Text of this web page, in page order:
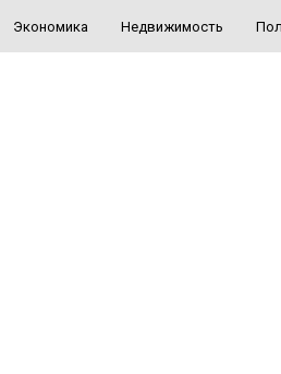
Экономика Недвижимость